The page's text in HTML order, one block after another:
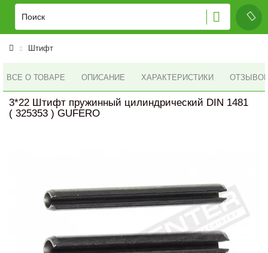
Штифт
ВСЕ О ТОВАРЕ ОПИСАНИЕ ХАРАКТЕРИСТИКИ ОТЗЫВОВ
3*22 Штифт пружинный цилиндрический DIN 1481
( 325353 ) GUFERO